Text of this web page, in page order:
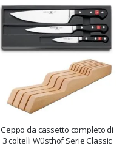
Ceppo da cassetto completo di
3 coltelli Wüsthof Serie Classic